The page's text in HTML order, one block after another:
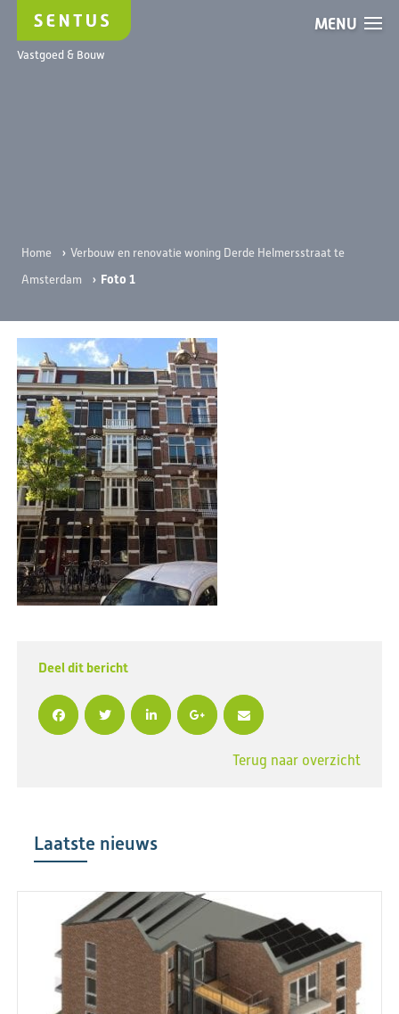
Vastgoed & Bouw
MENU
Foto 1
Home ›Verbouw en renovatie woning Derde Helmersstraat te
Amsterdam
› Foto 1
Deel dit bericht
Terug naar overzicht
Laatste nieuws